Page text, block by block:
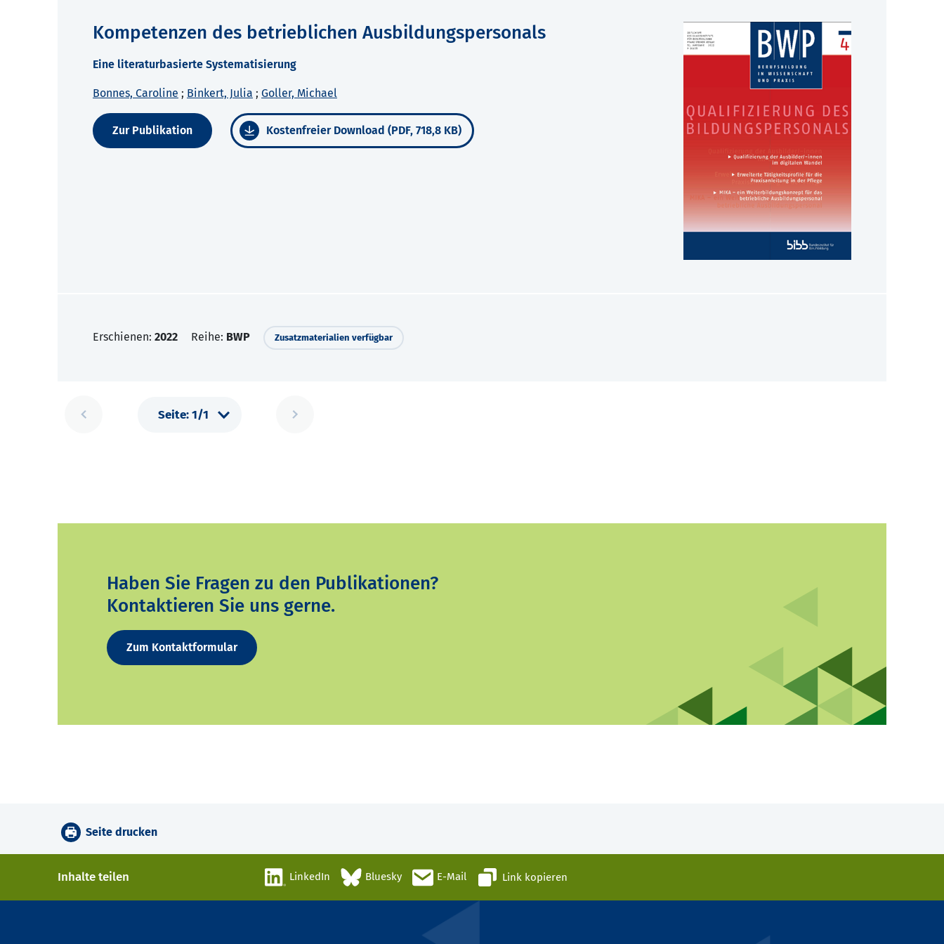
Kompetenzen des betrieblichen Ausbildungspersonals
Eine literaturbasierte Systematisierung
Bonnes, Caroline ; Binkert, Julia ; Goller, Michael
Zur Publikation Kostenfreier Download (PDF, 718,8 KB)
Erschienen: 2022 Reihe: BWP Zusatzmaterialien verfügbar
Haben Sie Fragen zu den Publikationen?
Kontaktieren Sie uns gerne.
Zum Kontaktformular
Seite drucken
Inhalte teilen LinkedIn Bluesky E-Mail Link kopieren